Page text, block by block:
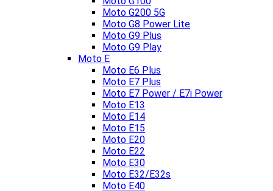
Moto G200 5G
Moto G8 Power Lite
Moto G9 Plus
Moto G9 Play
Moto E
Moto E6 Plus
Moto E7 Plus
Moto E7 Power / E7i Power
Moto E13
Moto E14
Moto E15
Moto E20
Moto E22
Moto E30
Moto E32/E32s
Moto E40